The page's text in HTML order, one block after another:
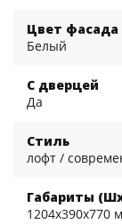
Цвет фасада
Белый
С дверцей
Да
Стиль
лофт /
Габариты
1204x390x770